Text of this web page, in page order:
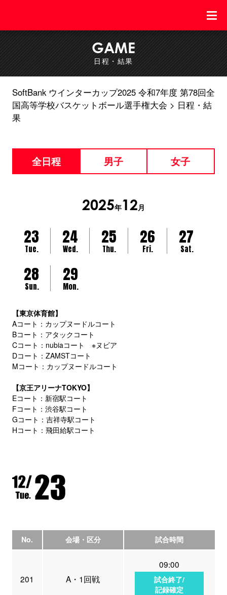
GAME
日程・結果
SoftBank ウインターカップ2025 令和7年度 第78回全
国高等学校バスケットボール選手権大会
日程・結
果
全日程 男子 女子
2025年12 月
23
Tue.
24
Wed.
25
Thu.
26
Fri.
27
Sat.
28
Sun.
29
Mon.
【東京体育館】
Aコート：カップヌードルコート
Bコート：アタックコート
Cコート：nubiaコート ※ヌビア
Dコート：ZAMSTコート
Mコート：カップヌードルコート
【京王アリーナTOKYO】
Eコート：新宿駅コート
Fコート：渋谷駅コート
Gコート：吉祥寺駅コート
Hコート：飛田給駅コート
No. 会場・区分 試合時間
201 A・1回戦
09:00
試合終了/
記録確定